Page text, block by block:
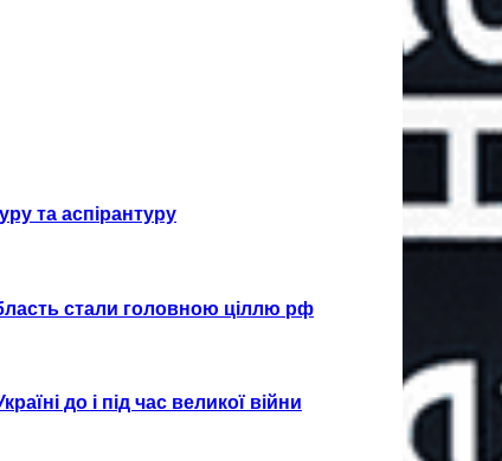
та аспірантуру
стали головною ціллю рф
до і під час великої війни